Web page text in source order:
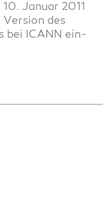
Janu­ar 2011
des
bei ICANN ein­